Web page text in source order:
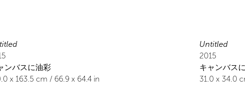
ンバスに油彩
x 163.5 cm / 66.9 x 64.4 in
Untitled
2015
キャンバス
31.0 x 34.0